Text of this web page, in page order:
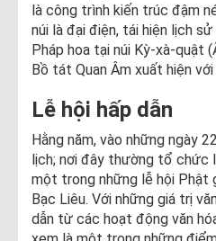
là công trình kiến trúc đậm
núi là đại điện, tái hiện lịch
Pháp hoa tại núi Kỳ-xà-quật
Bồ tát Quan Âm xuất hiện
Lễ hội hấp dẫn
Hằng năm, vào những ngày
lịch; nơi đây thường tổ chức
một trong những lễ hội Phật
Bạc Liêu. Với những giá trị
dẫn từ các hoạt động văn